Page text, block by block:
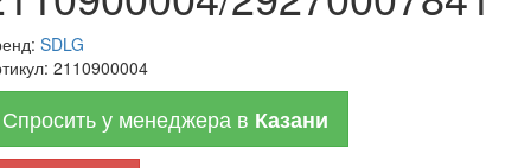
SDLG
2110900004
Спросить у менеджера в Казани